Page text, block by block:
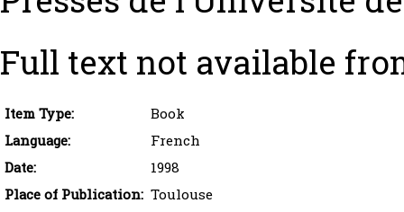
Full text not available
Item Type:
Book
Language:
French
Date:
1998
Place of Publication: Toulouse